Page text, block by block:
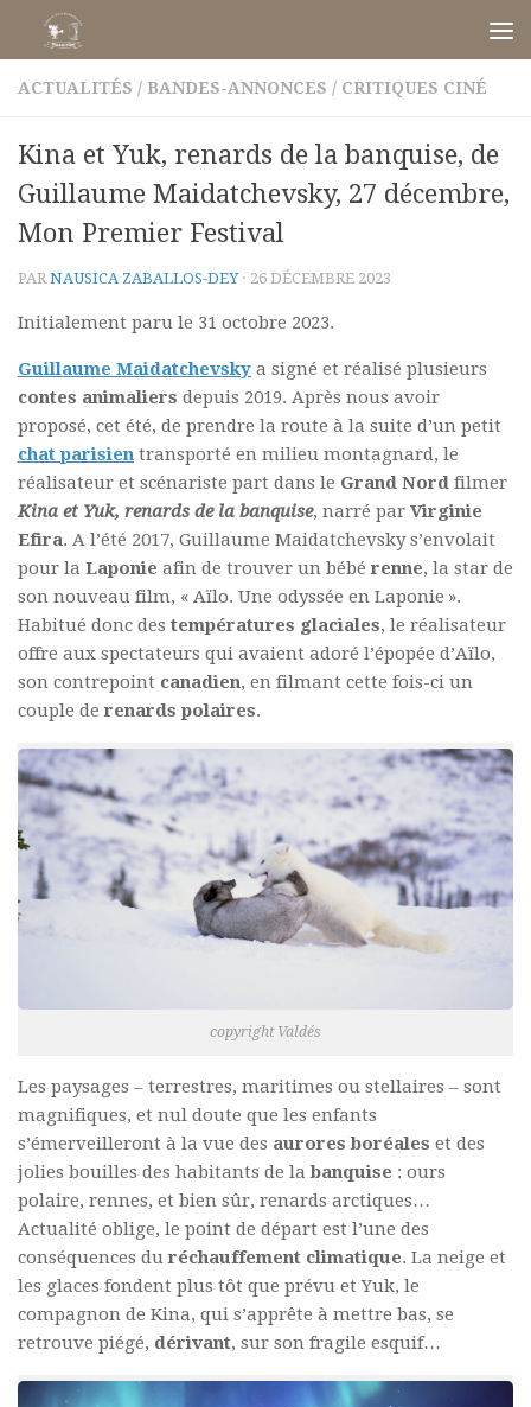
Skip to content
ACTUALITÉS / BANDES-ANNONCES / CRITIQUES CINÉ
Kina et Yuk, renards de la banquise, de
Guillaume Maidatchevsky, 27 décembre,
Mon Premier Festival
PAR NAUSICA ZABALLOS-DEY · 26 DÉCEMBRE 2023
Initialement paru le 31 octobre 2023.
Guillaume Maidatchevsky a signé et réalisé plusieurs
contes animaliers depuis 2019. Après nous avoir
proposé, cet été, de prendre la route à la suite d’un petit
chat parisien transporté en milieu montagnard, le
réalisateur et scénariste part dans le Grand Nord filmer
Kina et Yuk, renards de la banquise, narré par Virginie
Efira. A l’été 2017, Guillaume Maidatchevsky s’envolait
pour la Laponie afin de trouver un bébérenne, la star de
son nouveau film, « Aïlo. Une odyssée en Laponie ».
Habitué donc des températures glaciales, le réalisateur
offre aux spectateurs qui avaient adoré l’épopée d’Aïlo,
son contrepoint canadien, en filmant cette fois-ci un
couple derenards polaires.
copyright Valdés
Les paysages – terrestres, maritimes ou stellaires – sont
magnifiques, et nul doute que les enfants
s’émerveilleront à la vue des aurores boréales et des
jolies bouilles des habitants de labanquise : ours
polaire, rennes, et bien sûr, renards arctiques…
Actualité oblige, le point de départ est l’une des
conséquences duréchauffement climatique. La neige et
les glaces fondent plus tôt que prévu et Yuk, le
compagnon de Kina, qui s’apprête à mettre bas, se
retrouve piégé, dérivant, sur son fragile esquif…